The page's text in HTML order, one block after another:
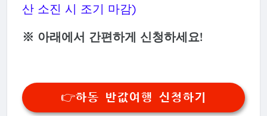
산 소진 시 조기 마감)
※ 아래에서 간편하게 신청하세요!
👉하동 반값여행 신청하기